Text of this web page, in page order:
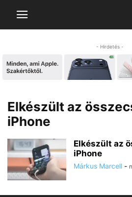
- Hirdetés -
Elkészült az
iPhone
Elkészült az
iPhone
Márkus Marcell -